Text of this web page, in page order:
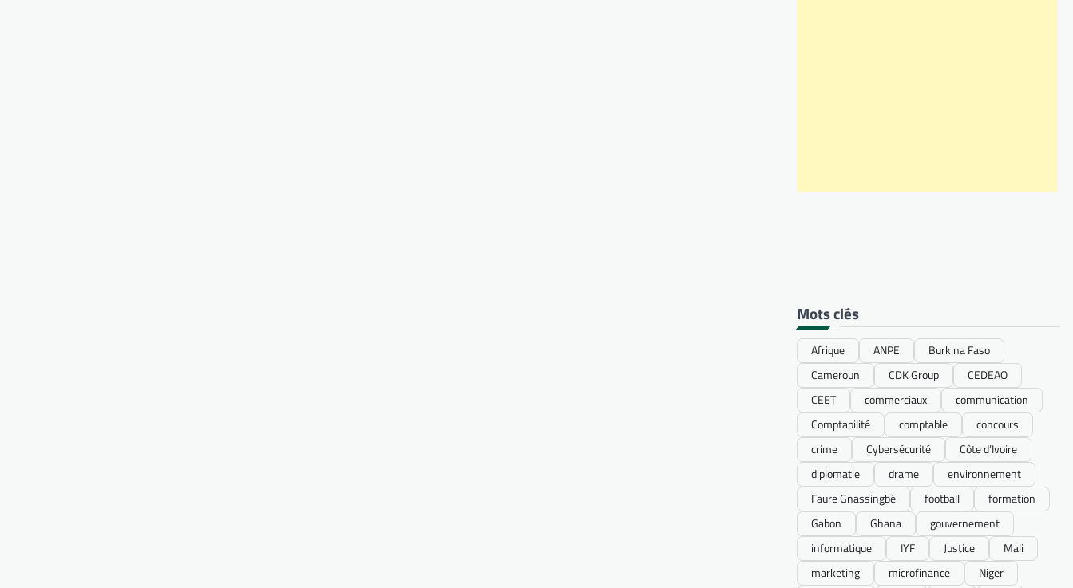
Mots clés
Afrique ANPE
Burkina Faso
Cameroun
CDK Group
CEDEAO
CEET
commerciaux
communication
Comptabilité
comptable
concours
crime
Cybersécurité
Côte d’Ivoire
diplomatie
drame
environnement
Faure Gnassingbé
football
formation
Gabon
Ghana
gouvernement
informatique
IYF Justice
Mali
marketing
microfinance
Niger